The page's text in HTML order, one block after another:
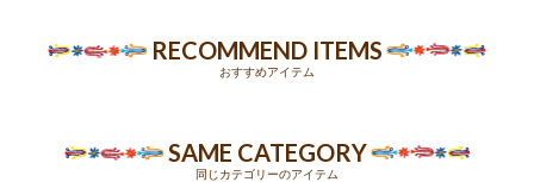
RECOMMEND ITEMS
おすすめアイテム
SAME CATEGORY
同じカテゴリーのアイテム